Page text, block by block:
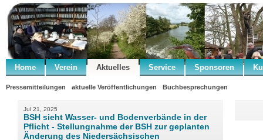
Home Verein Aktuelles Service Sponsoren
Pressemitteilungen aktuelle Veröffentlichungen Buchbesprechungen
Jul 21, 2025
BSH sieht Wasser- und Bodenverbände in der
Pflicht - Stellungnahme der BSH zur geplanten
Änderung des Niedersächsischen